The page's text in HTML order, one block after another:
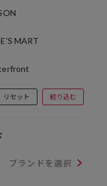
MART
リセット 絞り込む
ブランドを選択